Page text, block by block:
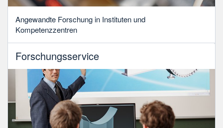
Angewandte Forschung in Instituten und
Kompetenzzentren
Forschungsservice